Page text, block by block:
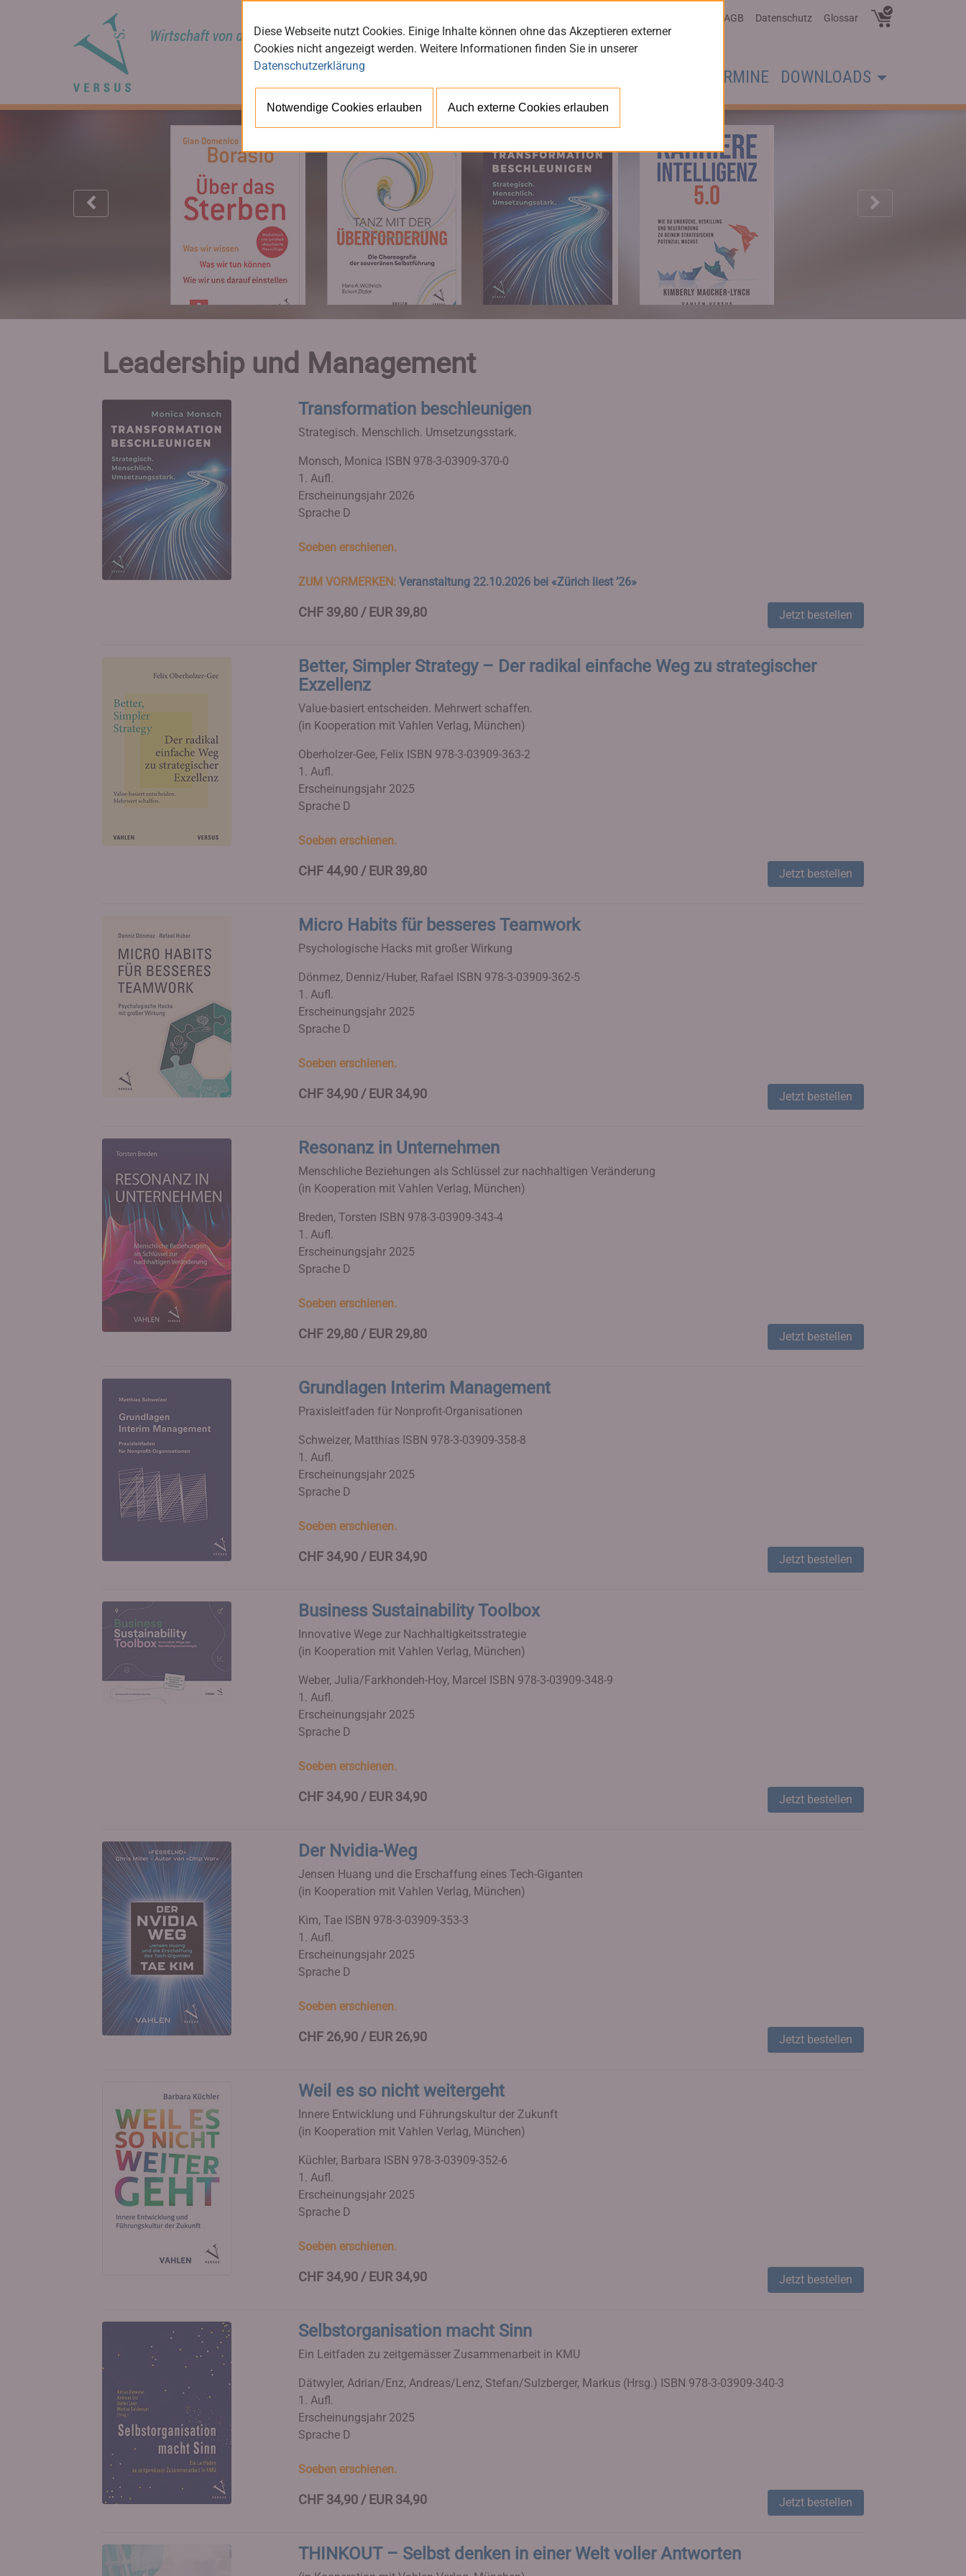
AGB Datenschutz Glossar
TERMINE DOWNLOADS
Leadership und Management
Transformation beschleunigen
Strategisch. Menschlich. Umsetzungsstark.
Monsch, Monica ISBN 978-3-03909-370-0
1. Aufl.
Erscheinungsjahr 2026
Sprache D
Soeben erschienen.
ZUM VORMERKEN: Veranstaltung 22.10.2026 bei «Zürich liest ’26»
CHF 39,80 / EUR 39,80 Jetzt bestellen
Better, Simpler Strategy – Der radikal einfache Weg zu strategischer
Exzellenz
Value-basiert entscheiden. Mehrwert schaffen.
(in Kooperation mit Vahlen Verlag, München)
Oberholzer-Gee, Felix ISBN 978-3-03909-363-2
1. Aufl.
Erscheinungsjahr 2025
Sprache D
Soeben erschienen.
CHF 44,90 / EUR 39,80 Jetzt bestellen
Micro Habits für besseres Teamwork
Psychologische Hacks mit großer Wirkung
Dönmez, Denniz/Huber, Rafael ISBN 978-3-03909-362-5
1. Aufl.
Erscheinungsjahr 2025
Sprache D
Soeben erschienen.
CHF 34,90 / EUR 34,90 Jetzt bestellen
Resonanz in Unternehmen
Menschliche Beziehungen als Schlüssel zur nachhaltigen Veränderung
(in Kooperation mit Vahlen Verlag, München)
Breden, Torsten ISBN 978-3-03909-343-4
1. Aufl.
Erscheinungsjahr 2025
Sprache D
Soeben erschienen.
CHF 29,80 / EUR 29,80 Jetzt bestellen
Grundlagen Interim Management
Praxisleitfaden für Nonprofit-Organisationen
Schweizer, Matthias ISBN 978-3-03909-358-8
1. Aufl.
Erscheinungsjahr 2025
Sprache D
Soeben erschienen.
CHF 34,90 / EUR 34,90 Jetzt bestellen
Business Sustainability Toolbox
Innovative Wege zur Nachhaltigkeitsstrategie
(in Kooperation mit Vahlen Verlag, München)
Weber, Julia/Farkhondeh-Hoy, Marcel ISBN 978-3-03909-348-9
1. Aufl.
Erscheinungsjahr 2025
Sprache D
Soeben erschienen.
CHF 34,90 / EUR 34,90 Jetzt bestellen
Der Nvidia-Weg
Jensen Huang und die Erschaffung eines Tech-Giganten
(in Kooperation mit Vahlen Verlag, München)
Kim, Tae ISBN 978-3-03909-353-3
1. Aufl.
Erscheinungsjahr 2025
Sprache D
Soeben erschienen.
CHF 26,90 / EUR 26,90 Jetzt bestellen
Weil es so nicht weitergeht
Innere Entwicklung und Führungskultur der Zukunft
(in Kooperation mit Vahlen Verlag, München)
Küchler, Barbara ISBN 978-3-03909-352-6
1. Aufl.
Erscheinungsjahr 2025
Sprache D
Soeben erschienen.
CHF 34,90 / EUR 34,90 Jetzt bestellen
Selbstorganisation macht Sinn
Ein Leitfaden zu zeitgemässer Zusammenarbeit in KMU
Dätwyler, Adrian/Enz, Andreas/Lenz, Stefan/Sulzberger, Markus (Hrsg.) ISBN 978-3-03909-340-3
1. Aufl.
Erscheinungsjahr 2025
Sprache D
Soeben erschienen.
CHF 34,90 / EUR 34,90 Jetzt bestellen
THINKOUT – Selbst denken in einer Welt voller Antworten
Diese Webseite nutzt Cookies. Einige Inhalte können ohne das Akzeptieren externer
Cookies nicht angezeigt werden. Weitere Informationen finden Sie in unserer
Datenschutzerklärung
Notwendige Cookies erlauben Auch externe Cookies erlauben